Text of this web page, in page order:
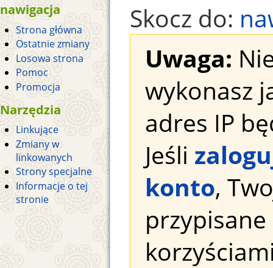
Skocz do:
Uwaga:
wykonasz
adres IP
Jeśli
konto,
nawigacja
Strona główna
Ostatnie zmiany
Losowa strona
Pomoc
Promocja
Narzędzia
Linkujące
Zmiany w
linkowanych
Strony specjalne
Informacje o tej
stronie